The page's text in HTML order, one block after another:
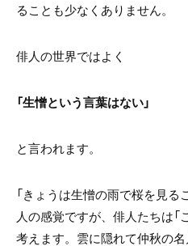
ることも少なくありません。
俳人の世界ではよく
「生憎という言葉はない」
と言われます。
「きょうは生憎の雨で桜を見る
人の感覚ですが、俳人たちは「
考えます。雲に隠れて仲秋の